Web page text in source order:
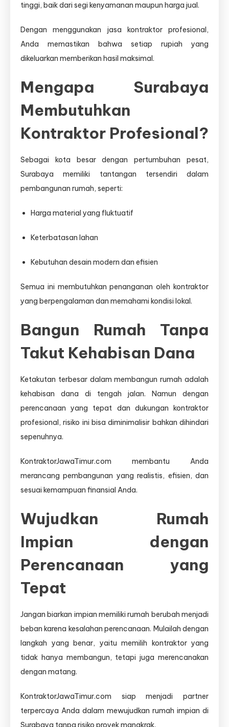
tinggi, baik dari segi kenyamanan maupun harga jual.
Dengan menggunakan jasa kontraktor profesional,
Anda memastikan bahwa setiap rupiah yang
dikeluarkan memberikan hasil maksimal.
Mengapa Surabaya
Membutuhkan
Kontraktor Profesional?
Sebagai kota besar dengan pertumbuhan pesat,
Surabaya memiliki tantangan tersendiri dalam
pembangunan rumah, seperti:
Harga material yang fluktuatif
Keterbatasan lahan
Kebutuhan desain modern dan efisien
Semua ini membutuhkan penanganan oleh kontraktor
yang berpengalaman dan memahami kondisi lokal.
Bangun Rumah Tanpa
Takut Kehabisan Dana
Ketakutan terbesar dalam membangun rumah adalah
kehabisan dana di tengah jalan. Namun dengan
perencanaan yang tepat dan dukungan kontraktor
profesional, risiko ini bisa diminimalisir bahkan dihindari
sepenuhnya.
KontraktorJawaTimur.com membantu Anda
merancang pembangunan yang realistis, efisien, dan
sesuai kemampuan finansial Anda.
Wujudkan Rumah
Impian dengan
Perencanaan yang
Tepat
Jangan biarkan impian memiliki rumah berubah menjadi
beban karena kesalahan perencanaan. Mulailah dengan
langkah yang benar, yaitu memilih kontraktor yang
tidak hanya membangun, tetapi juga merencanakan
dengan matang.
KontraktorJawaTimur.com siap menjadi partner
terpercaya Anda dalam mewujudkan rumah impian di
Surabaya tanpa risiko proyek mangkrak.